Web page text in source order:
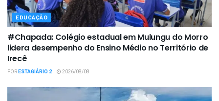
EDUCAÇÃO
#Chapada: Colégio estadual em Mulungu do Morro
lidera desempenho do Ensino Médio no Território de
Irecê
PORESTAGIÁRIO 2 2026/08/08